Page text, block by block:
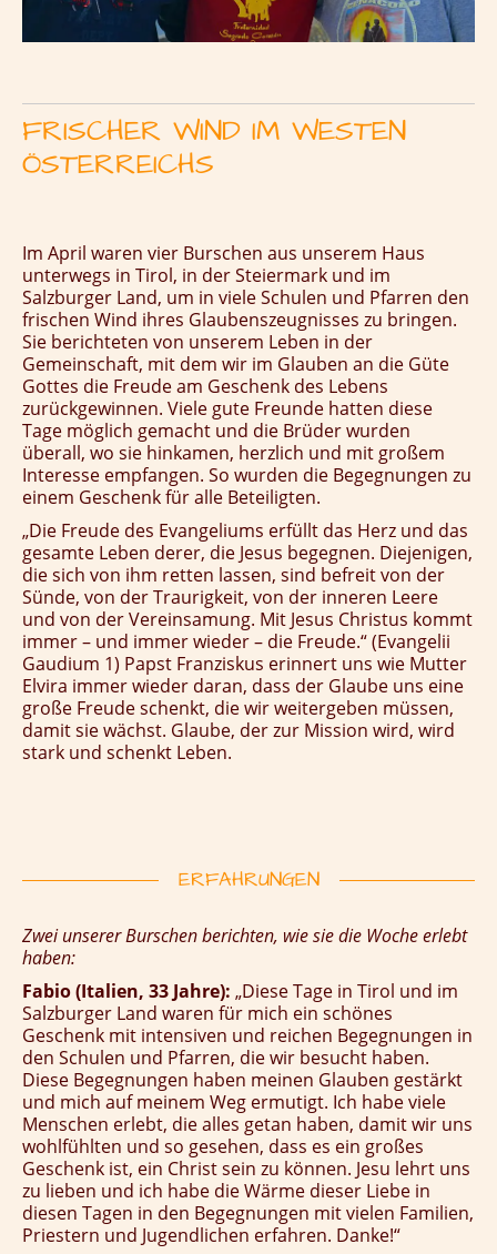
FRISCHER WIND IM WESTEN
ÖSTERREICHS
Im April waren vier Burschen aus unserem Haus
unterwegs in Tirol, in der Steiermark und im
Salzburger Land, um in viele Schulen und Pfarren den
frischen Wind ihres Glaubenszeugnisses zu bringen.
Sie berichteten von unserem Leben in der
Gemeinschaft, mit dem wir im Glauben an die Güte
Gottes die Freude am Geschenk des Lebens
zurückgewinnen. Viele gute Freunde hatten diese
Tage möglich gemacht und die Brüder wurden
überall, wo sie hinkamen, herzlich und mit großem
Interesse empfangen. So wurden die Begegnungen zu
einem Geschenk für alle Beteiligten.
„Die Freude des Evangeliums erfüllt das Herz und das
gesamte Leben derer, die Jesus begegnen. Diejenigen,
die sich von ihm retten lassen, sind befreit von der
Sünde, von der Traurigkeit, von der inneren Leere
und von der Vereinsamung. Mit Jesus Christus kommt
immer – und immer wieder – die Freude.“ (Evangelii
Gaudium 1) Papst Franziskus erinnert uns wie Mutter
Elvira immer wieder daran, dass der Glaube uns eine
große Freude schenkt, die wir weitergeben müssen,
damit sie wächst. Glaube, der zur Mission wird, wird
stark und schenkt Leben.
ERFAHRUNGEN
Zwei unserer Burschen berichten, wie sie die Woche erlebt
haben:
Fabio (Italien, 33 Jahre): „Diese Tage in Tirol und im
Salzburger Land waren für mich ein schönes
Geschenk mit intensiven und reichen Begegnungen in
den Schulen und Pfarren, die wir besucht haben.
Diese Begegnungen haben meinen Glauben gestärkt
und mich auf meinem Weg ermutigt. Ich habe viele
Menschen erlebt, die alles getan haben, damit wir uns
wohlfühlten und so gesehen, dass es ein großes
Geschenk ist, ein Christ sein zu können. Jesu lehrt uns
zu lieben und ich habe die Wärme dieser Liebe in
diesen Tagen in den Begegnungen mit vielen Familien,
Priestern und Jugendlichen erfahren. Danke!“